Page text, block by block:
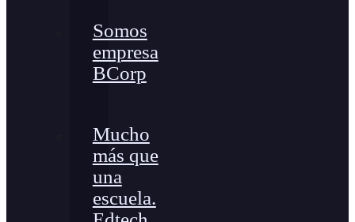
Somos
empresa
BCorp
Mucho
más que
una
escuela.